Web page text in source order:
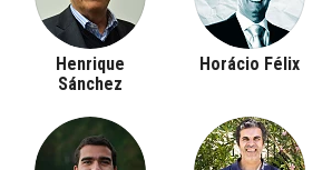
Henrique
Sánchez
Horácio Félix